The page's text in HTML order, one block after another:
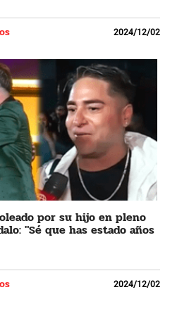
2024/12/02
por su hijo en pleno
"Sé que has estado años
2024/12/02